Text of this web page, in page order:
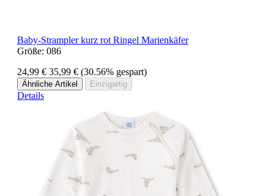
Baby-Strampler kurz rot Ringel Marienkäfer
Größe: 086
24,99 € 35,99 € (30.56% gespart)
Ähnliche Artikel Einzigartig
Details